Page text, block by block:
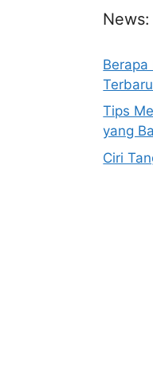
News:
Berapa
Tips
yang
Ciri